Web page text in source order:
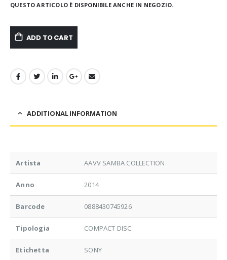
QUESTO ARTICOLO È DISPONIBILE ANCHE IN NEGOZIO.
ADD TO CART
ADDITIONAL INFORMATION
Artista AAVV SAMBA COLLECTION
Anno 2014
Barcode 0888430745926
Tipologia COMPACT DISC
Etichetta SONY